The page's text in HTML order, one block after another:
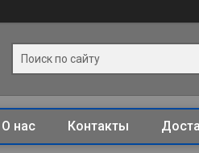
О нас Контакты